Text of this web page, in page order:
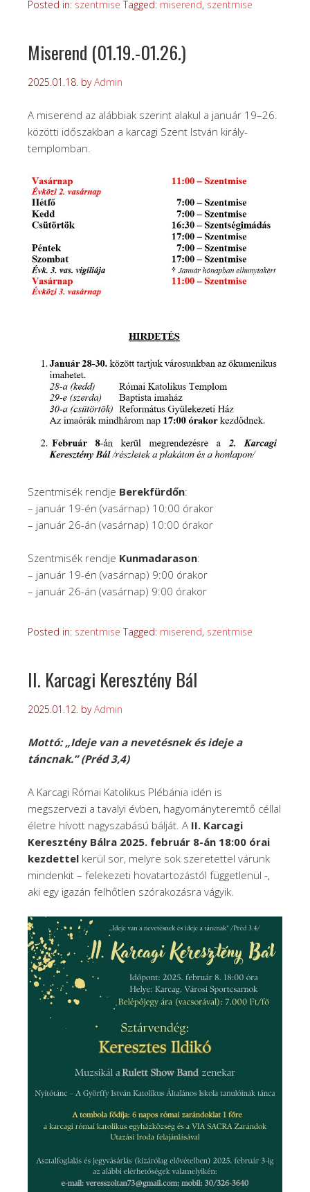
Posted in: szentmise Tagged: miserend, szentmise
Miserend (01.19.-01.26.)
2025.01.18. byAdmin
A miserend az alábbiak szerint alakul a január 19–26.
közötti időszakban a karcagi Szent István király-
templomban.
Szentmisék rendje Berekfürdőn:
– január 19-én (vasárnap) 10:00 órakor
– január 26-án (vasárnap) 10:00 órakor
Szentmisék rendje Kunmadarason:
– január 19-én (vasárnap) 9:00 órakor
– január 26-án (vasárnap) 9:00 órakor
Posted in: szentmise Tagged: miserend, szentmise
II. Karcagi Keresztény Bál
2025.01.12. byAdmin
Mottó: „Ideje van a nevetésnek és ideje a
táncnak.” (Préd 3,4)
A Karcagi Római Katolikus Plébánia idén is
megszervezi a tavalyi évben, hagyományteremtő céllal
életre hívott nagyszabású bálját. A II. Karcagi
Keresztény Bálra 2025. február 8-án 18:00 órai
kezdettel kerül sor, melyre sok szeretettel várunk
mindenkit – felekezeti hovatartozástól függetlenül -,
aki egy igazán felhőtlen szórakozásra vágyik.